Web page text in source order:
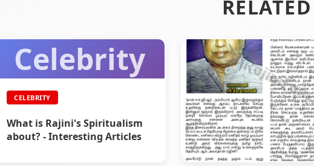
RELATED
Celebrity
CELEBRITY
What is Rajini's Spiritualism
about? - Interesting Articles